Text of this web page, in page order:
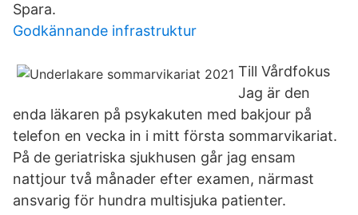
Spara.
Godkännande infrastruktur
Till Vårdfokus
Jag är den
enda läkaren på psykakuten med bakjour på
telefon en vecka in i mitt första sommarvikariat.
På de geriatriska sjukhusen går jag ensam
nattjour två månader efter examen, närmast
ansvarig för hundra multisjuka patienter.